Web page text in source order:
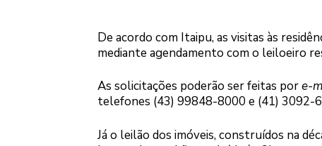
De acordo com Itaipu, as visitas às
mediante agendamento com o leiloeiro
As solicitações poderão ser feitas pore-
telefones (43) 99848-8000 e (41) 3092-
Já o leilão dos imóveis, construídos na